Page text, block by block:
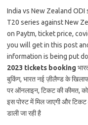
India vs New Zealand
T20 series against New
on Paytm, ticket price,
you will get in this post
information is being put
2023 tickets booking
बुकिंग, भारत नई ज़ीलैण्ड के
पर ऑनलाइन, टिकट की कीमत,
इस पोस्ट में मिल जाएगी और
डाली जा रही है